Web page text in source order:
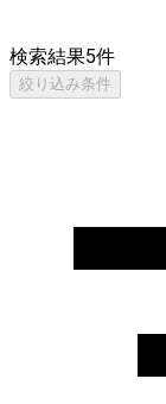
検索結果5件
絞り込み条件